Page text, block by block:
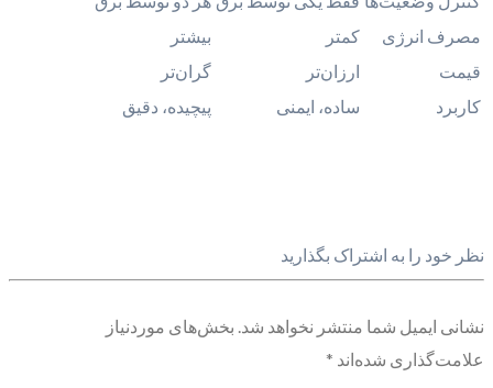
مصرف انرژی
کمتر
بیشتر
قیمت
ارزان‌تر
گران‌تر
کاربرد
ساده، ایمنی پیچیده، دقیق
نظر خود را به اشتراک بگذارید
نشانی ایمیل شما منتشر نخواهد شد. بخش‌های موردنیاز
علامت‌گذاری شده‌اند *